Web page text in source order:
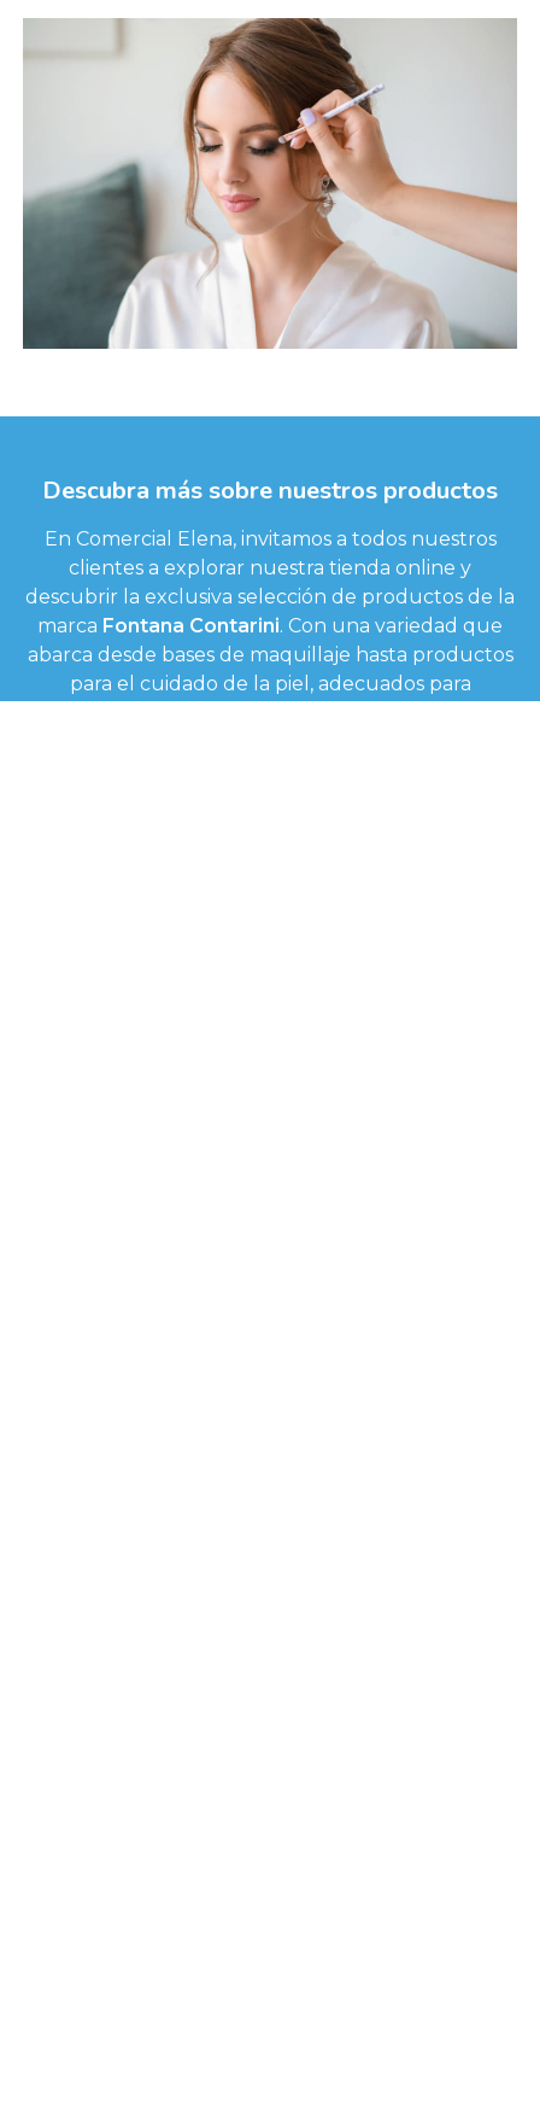
Descubra más sobre nuestros productos
En Comercial Elena, invitamos a todos nuestros
clientes a explorar nuestra tienda online y
descubrir la exclusiva selección de productos de la
marca Fontana Contarini. Con una variedad que
abarca desde bases de maquillaje hasta productos
para el cuidado de la piel, adecuados para